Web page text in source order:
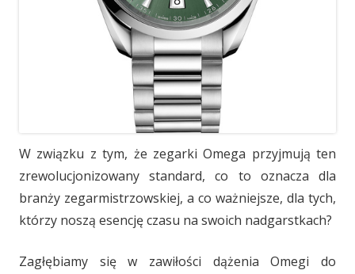
W związku z tym, że zegarki Omega przyjmują ten
zrewolucjonizowany standard, co to oznacza dla
branży zegarmistrzowskiej, a co ważniejsze, dla tych,
którzy noszą esencję czasu na swoich nadgarstkach?
Zagłębiamy się w zawiłości dążenia Omegi do